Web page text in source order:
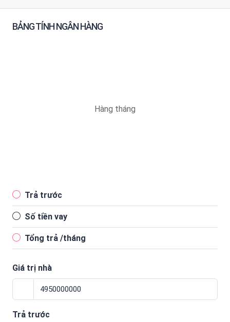
BẢNG TÍNH NGÂN HÀNG
Hàng tháng
Trả trước
Số tiền vay
Tổng trả /tháng
Giá trị nhà
Trả trước